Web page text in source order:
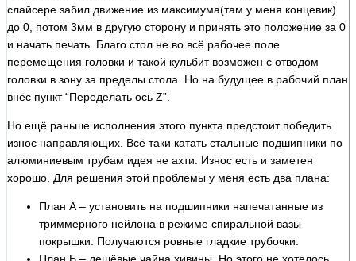
слайсере забил движение из максимума(там у меня концевик)
до 0, потом 3мм в другую сторону и принять это положение за 0
и начать печать. Благо стол не во всё рабочее поле
перемещения головки и такой кульбит возможен с отводом
головки в зону за пределы стола. Но на будущее в рабочий план
внёс пункт “Переделать ось Z”.
Но ещё раньше исполнения этого пункта предстоит победить
износ направляющих. Всё таки катать стальные подшипники по
алюминиевым трубам идея не ахти. Износ есть и заметен
хорошо. Для решения этой проблемы у меня есть два плана:
План А – установить на подшипники напечатанные из
триммерного нейлона в режиме спиральной вазы
покрышки. Получаются ровные гладкие трубочки.